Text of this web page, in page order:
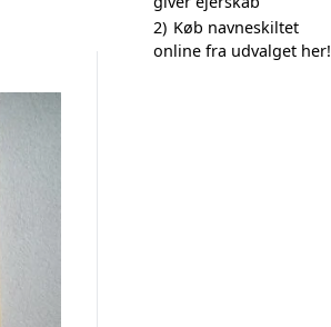
2) Køb navneskiltet
online fra udvalget her!